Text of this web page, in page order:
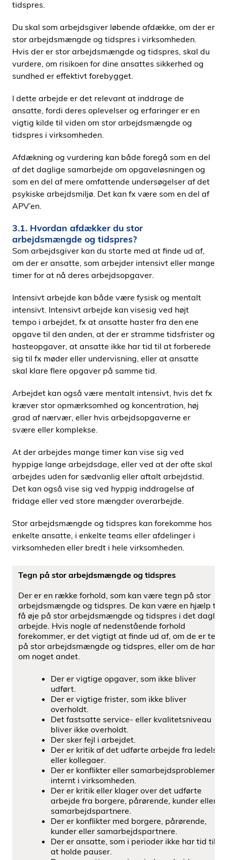
tidspres.
Du skal som arbejdsgiver løbende afdække, om der er
stor arbejdsmængde og tidspres i virksomheden.
Hvis der er stor arbejdsmængde og tidspres, skal du
vurdere, om risikoen for dine ansattes sikkerhed og
sundhed er effektivt forebygget.
I dette arbejde er det relevant at inddrage de
ansatte, fordi deres oplevelser og erfaringer er en
vigtig kilde til viden om stor arbejdsmængde og
tidspres i virksomheden.
Afdækning og vurdering kan både foregå som en del
af det daglige samarbejde om opgaveløsningen og
som en del af mere omfattende undersøgelser af det
psykiske arbejdsmiljø. Det kan fx være som en del af
APV’en.
3.1. Hvordan afdækker du stor
arbejdsmængde og tidspres?
Som arbejdsgiver kan du starte med at ﬁnde ud af,
om der er ansatte, som arbejder intensivt eller mange
timer for at nå deres arbejdsopgaver.
Intensivt arbejde kan både være fysisk og mentalt
intensivt. Intensivt arbejde kan visesig ved højt
tempo i arbejdet, fx at ansatte haster fra den ene
opgave til den anden, at der er stramme tidsfrister og
hasteopgaver, at ansatte ikke har tid til at forberede
sig til fx møder eller undervisning, eller at ansatte
skal klare ﬂere opgaver på samme tid.
Arbejdet kan også være mentalt intensivt, hvis det fx
kræver stor opmærksomhed og koncentration, høj
grad af nærvær, eller hvis arbejdsopgaverne er
svære eller komplekse.
At der arbejdes mange timer kan vise sig ved
hyppige lange arbejdsdage, eller ved at der ofte skal
arbejdes uden for sædvanlig eller aftalt arbejdstid.
Det kan også vise sig ved hyppig inddragelse af
fridage eller ved store mængder overarbejde.
Stor arbejdsmængde og tidspres kan forekomme hos
enkelte ansatte, i enkelte teams eller afdelinger i
virksomheden eller bredt i hele virksomheden.
Tegn på stor arbejdsmængde og tidspres
Der er en række forhold, som kan være tegn på stor
arbejdsmængde og tidspres. De kan være en hjælp til
få øje på stor arbejdsmængde og tidspres i det daglige
arbejde. Hvis nogle af nedenstående forhold
forekommer, er det vigtigt at ﬁnde ud af, om de er tegn
på stor arbejdsmængde og tidspres, eller om de
om noget andet.
Der er vigtige opgaver, som ikke bliver
udført.
Der er vigtige frister, som ikke bliver
overholdt.
Det fastsatte service- eller kvalitetsniveau
bliver ikke overholdt.
Der sker fejl i arbejdet.
Der er kritik af det udførte arbejde fra ledelse
eller kollegaer.
Der er konﬂikter eller samarbejdsproblemer
internt i virksomheden.
Der er kritik eller klager over det udførte
arbejde fra borgere, pårørende, kunder eller
samarbejdspartnere.
Der er konﬂikter med borgere, pårørende,
kunder eller samarbejdspartnere.
Der er ansatte, som i perioder ikke har tid til
at holde pauser.